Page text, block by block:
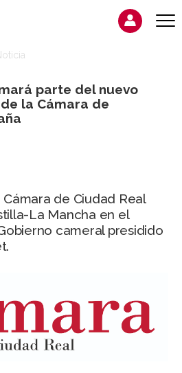
parte del nuevo
la Cámara de
de Ciudad Real
La Mancha en el
cameral presidido